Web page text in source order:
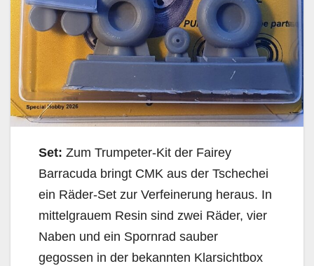
Set: Zum Trumpeter-Kit der Fairey
Barracuda bringt CMK aus der Tschechei
ein Räder-Set zur Verfeinerung heraus. In
mittelgrauem Resin sind zwei Räder, vier
Naben und ein Spornrad sauber
gegossen in der bekannten Klarsichtbox